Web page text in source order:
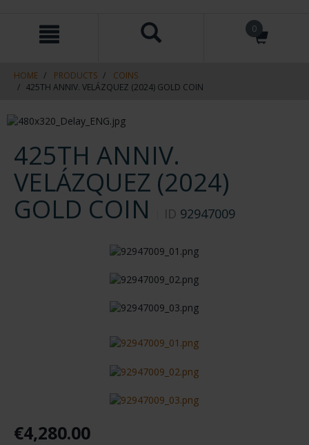
navigation
0
HOME PRODUCTS
COINS
425TH ANNIV. VELÁZQUEZ (2024) GOLD COIN
425TH ANNIV.
VELÁZQUEZ (2024)
GOLD COIN ID 92947009
€4,280.00